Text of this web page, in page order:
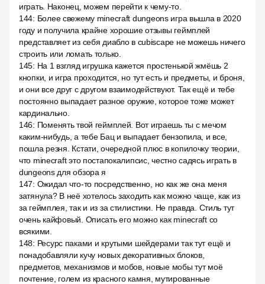
играть. Наконец, можем перейти к чему-то.
144: Более свежему minecraft dungeons игра вышла в 2020
году и получила крайне хорошие отзывы геймплей
представляет из себя диабло в cubiscape не можешь ничего
строить или ломать только.
145: На 1 взгляд игрушка кажется простенькой жмёшь 2
кнопки, и игра проходится, но тут есть и предметы, и броня,
и они все друг с другом взаимодействуют. Так ещё и тебе
постоянно выпадает разное оружие, которое тоже может
кардинально.
146: Поменять твой геймплей. Вот играешь ты с мечом
каким-нибудь, а тебе Бац и выпадает бензопила, и все,
пошла резня. Кстати, очередной плюс в копилочку теории,
что minecraft это постапокалипсис, честно садясь играть в
dungeons для обзора я
147: Ожидал что-то посредственно, но как же она меня
затянула? В неё хотелось заходить как можно чаще, как из
за геймплея, так и из за стилистики. Не правда. Стиль тут
очень кайфовый. Описать его можно как minecraft со
всякими.
148: Ресурс паками и крутыми шейдерами так тут ещё и
понадобавляли кучу новых декоративных блоков,
предметов, механизмов и мобов, новые мобы тут моё
почтение, голем из красного камня, мутированные